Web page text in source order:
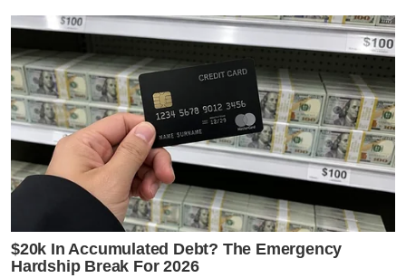
$20k In Accumulated Debt? The Emergency
Hardship Break For 2026